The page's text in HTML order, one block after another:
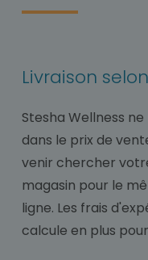
Livraison
Stesha Wellness
dans le prix de
venir chercher
magasin pour le
ligne. Les frais
calcule en plus